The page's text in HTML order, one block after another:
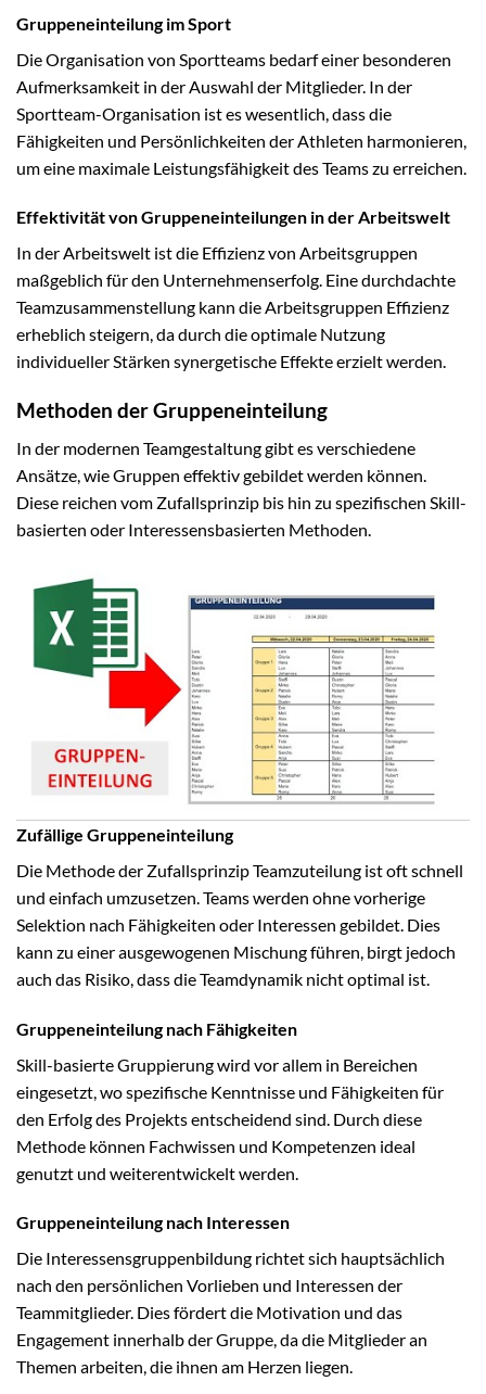
Gruppeneinteilung im Sport
Die Organisation von Sportteams bedarf einer besonderen
Aufmerksamkeit in der Auswahl der Mitglieder. In der
Sportteam-Organisation ist es wesentlich, dass die
Fähigkeiten und Persönlichkeiten der Athleten harmonieren,
um eine maximale Leistungsfähigkeit des Teams zu erreichen.
Effektivität von Gruppeneinteilungen in der Arbeitswelt
In der Arbeitswelt ist die Effizienz von Arbeitsgruppen
maßgeblich für den Unternehmenserfolg. Eine durchdachte
Teamzusammenstellung kann die Arbeitsgruppen Effizienz
erheblich steigern, da durch die optimale Nutzung
individueller Stärken synergetische Effekte erzielt werden.
Methoden der Gruppeneinteilung
In der modernen Teamgestaltung gibt es verschiedene
Ansätze, wie Gruppen effektiv gebildet werden können.
Diese reichen vom Zufallsprinzip bis hin zu spezifischen Skill-
basierten oder Interessensbasierten Methoden.
Zufällige Gruppeneinteilung
Die Methode der Zufallsprinzip Teamzuteilung ist oft schnell
und einfach umzusetzen. Teams werden ohne vorherige
Selektion nach Fähigkeiten oder Interessen gebildet. Dies
kann zu einer ausgewogenen Mischung führen, birgt jedoch
auch das Risiko, dass die Teamdynamik nicht optimal ist.
Gruppeneinteilung nach Fähigkeiten
Skill-basierte Gruppierung wird vor allem in Bereichen
eingesetzt, wo spezifische Kenntnisse und Fähigkeiten für
den Erfolg des Projekts entscheidend sind. Durch diese
Methode können Fachwissen und Kompetenzen ideal
genutzt und weiterentwickelt werden.
Gruppeneinteilung nach Interessen
Die Interessensgruppenbildung richtet sich hauptsächlich
nach den persönlichen Vorlieben und Interessen der
Teammitglieder. Dies fördert die Motivation und das
Engagement innerhalb der Gruppe, da die Mitglieder an
Themen arbeiten, die ihnen am Herzen liegen.